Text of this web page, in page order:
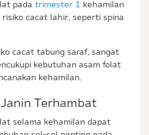
pada trimester 1 kehamilan
cacat lahir, seperti spina
cacat tabung saraf, sangat
kebutuhan asam folat
kehamilan.
Terhambat
selama kehamilan dapat